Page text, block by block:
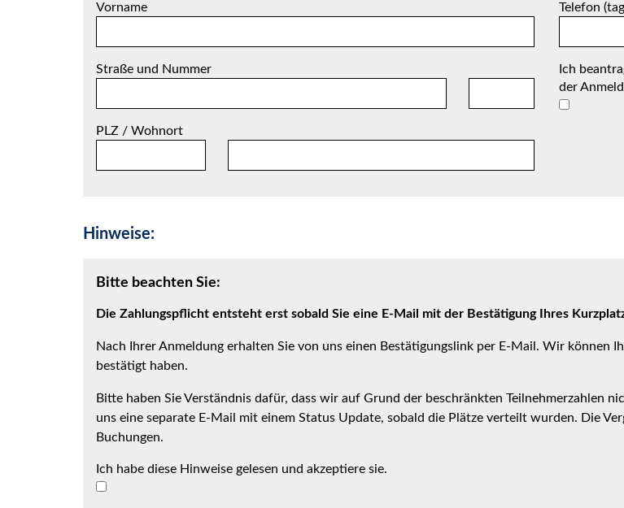
Vorname
Straße und Nummer
PLZ / Wohnort
Telefon
Ich
der
Hinweise:
Bitte beachten Sie:
Die Zahlungspflicht entsteht erst sobald Sie eine E-Mail mit der Bestätigung Ihres
Nach Ihrer Anmeldung erhalten Sie von uns einen Bestätigungslink per E-Mail. Wir können
bestätigt haben.
Bitte haben Sie Verständnis dafür, dass wir auf Grund der beschränkten Teilnehmerzahlen
uns eine separate E-Mail mit einem Status Update, sobald die Plätze verteilt wurden. Die
Buchungen.
Ich habe diese Hinweise gelesen und akzeptiere sie.